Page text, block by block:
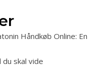
Håndkøb Online: En
skal vide